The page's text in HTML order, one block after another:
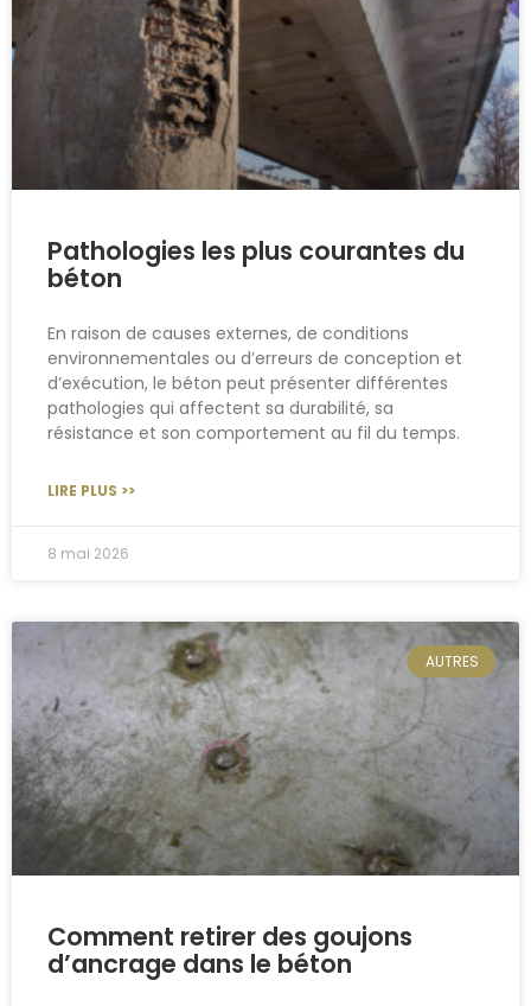
Pathologies les plus courantes du
béton
En raison de causes externes, de conditions
environnementales ou d’erreurs de conception et
d’exécution, le béton peut présenter différentes
pathologies qui affectent sa durabilité, sa
résistance et son comportement au fil du temps.
LIRE PLUS >>
8 mai 2026
AUTRES
Comment retirer des goujons
d’ancrage dans le béton